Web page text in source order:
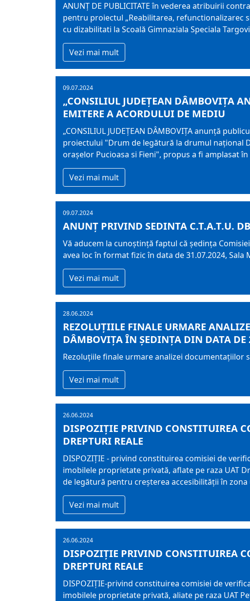
ANUNŢ DE PUBLICITATE în vederea atribuirii
pentru proiectul „Reabilitarea,
cu dizabilitati la Scoală Gimnaziala Speciala
Vezi mai mult
09.07.2024
„CONSILIUL JUDEŢEAN DÂMBOVIŢA
EMITERE A ACORDULUI DE MEDIU
„CONSILIUL JUDEŢEAN DÂMBOVIŢA anunţă
proiectului "Drum de legătură la drumul național
orașelor Pucioasa si Fieni", propus a fi amplasat
Vezi mai mult
09.07.2024
ANUNȚ PRIVIND SEDINTA C.T.A.T.U.
Vă aducem la cunoştinţă faptul că şedinţa
avea loc în format fizic în data de 31.07.2024,
Vezi mai mult
28.06.2024
REZOLUŢIILE FINALE URMARE
DÂMBOVIȚA ÎN ŞEDINŢA DIN DATA DE
Rezoluţiile finale urmare analizei documentaţiilor
Vezi mai mult
26.06.2024
DISPOZIŢIE PRIVIND CONSTITUIREA
DREPTURI REALE
DISPOZIŢIE - privind constituirea comisiei de
imobilele proprietate privată, aflate pe raza UAT
de legătură pentru creşterea accesibilităţii în
Vezi mai mult
26.06.2024
DISPOZIŢIE PRIVIND CONSTITUIREA
DREPTURI REALE
DISPOZIŢIE-privind constituirea comisiei de
imobilele proprietate privată, aliate pe raza UAT